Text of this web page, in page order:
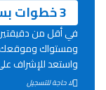
3 خطوات بسيطة
في أقل من دقيقتين،
ومستواك وموقعك
واستعد للإشراف
لا حاجة للتسجيل